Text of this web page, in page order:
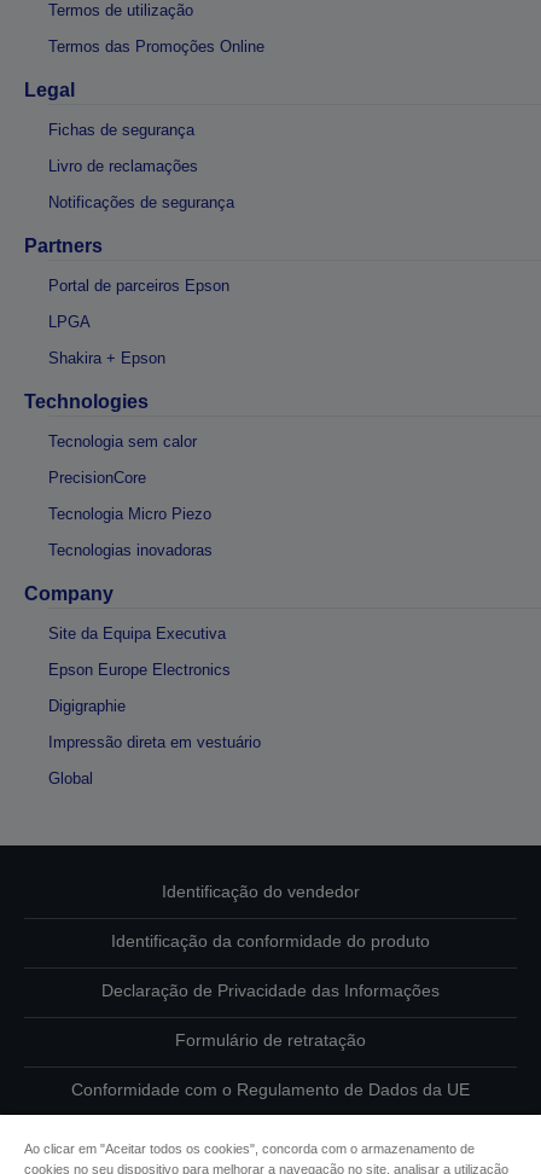
Termos de utilização
Termos das Promoções Online
Legal
Fichas de segurança
Livro de reclamações
Notificações de segurança
Partners
Portal de parceiros Epson
LPGA
Shakira + Epson
Technologies
Tecnologia sem calor
PrecisionCore
Tecnologia Micro Piezo
Tecnologias inovadoras
Company
Site da Equipa Executiva
Epson Europe Electronics
Digigraphie
Impressão direta em vestuário
Global
Identificação do vendedor
Identificação da conformidade do produto
Declaração de Privacidade das Informações
Formulário de retratação
Conformidade com o Regulamento de Dados da UE
Ao clicar em "Aceitar todos os cookies", concorda com o armazenamento de
cookies no seu dispositivo para melhorar a navegação no site, analisar a utilização